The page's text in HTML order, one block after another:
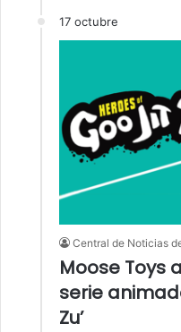
17 octubre
Central de Noticias
Moose Toys
serie
Zu’